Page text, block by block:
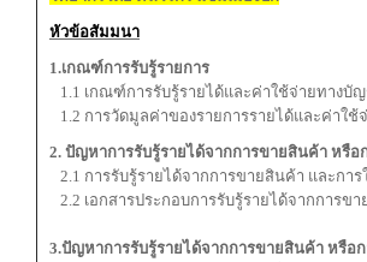
หัวข้อสัมมนา
1.เกณฑ์การรับรู้รายการ
1.1 เกณฑ์การรับรู้รายได้และค่าใช้จ่ายทางบั
1.2 การวัดมูลค่าของรายการรายได้และค่าใช้
2. ปัญหาการรับรู้รายได้จากการขายสินค้า หรือ
2.1 การรับรู้รายได้จากการขายสินค้า และการ
2.2 เอกสารประกอบการรับรู้รายได้จากการขา
3.ปัญหาการรับรู้รายได้จากการขายสินค้า หรือก